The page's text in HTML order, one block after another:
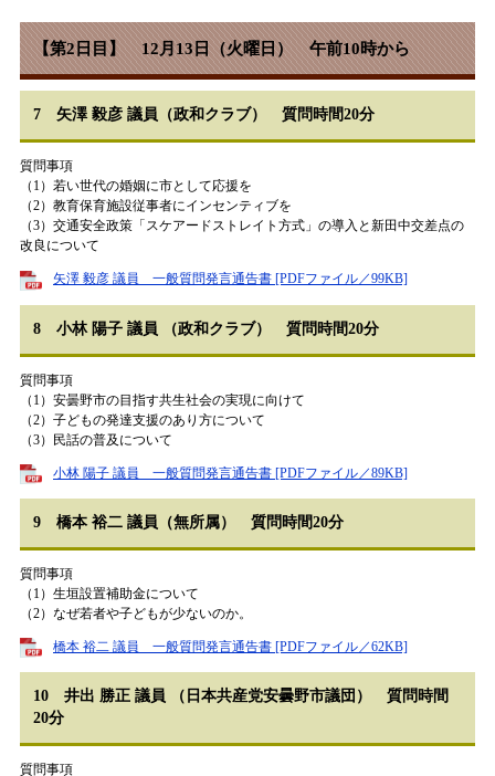
【第2日目】 12月13日（火曜日） 午前10時から
7 矢澤 毅彦 議員（政和クラブ） 質問時間20分
質問事項
（1）若い世代の婚姻に市として応援を
（2）教育保育施設従事者にインセンティブを
（3）交通安全政策「スケアードストレイト方式」の導入と新田中交差点の
改良について
矢澤 毅彦 議員 一般質問発言通告書 [PDFファイル／99KB]
8 小林 陽子 議員 （政和クラブ） 質問時間20分
質問事項
（1）安曇野市の目指す共生社会の実現に向けて
（2）子どもの発達支援のあり方について
（3）民話の普及について
小林 陽子 議員 一般質問発言通告書 [PDFファイル／89KB]
9 橋本 裕二 議員（無所属） 質問時間20分
質問事項
（1）生垣設置補助金について
（2）なぜ若者や子どもが少ないのか。
橋本 裕二 議員 一般質問発言通告書 [PDFファイル／62KB]
10 井出 勝正 議員 （日本共産党安曇野市議団） 質問時間
20分
質問事項